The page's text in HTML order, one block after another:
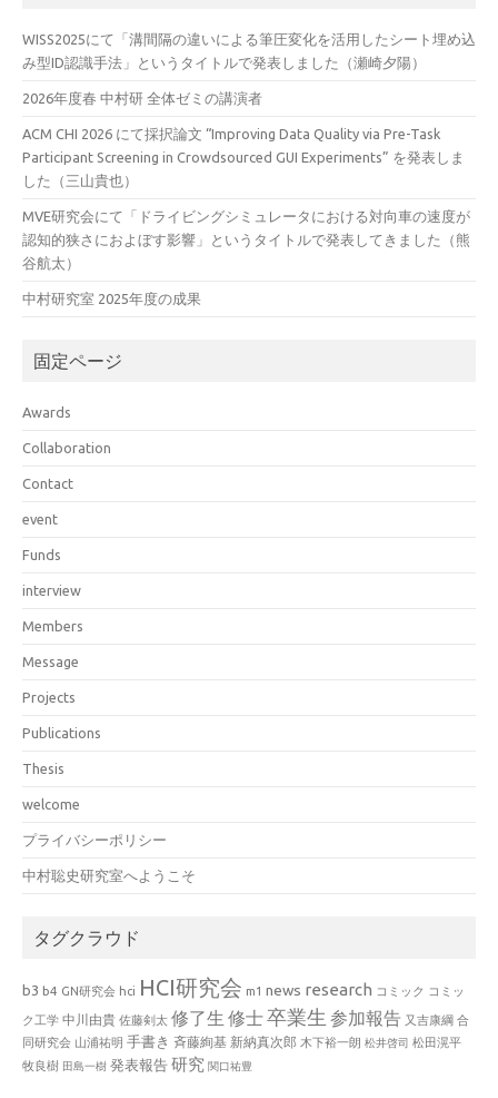
WISS2025にて「溝間隔の違いによる筆圧変化を活用したシート埋め込
み型ID認識手法」というタイトルで発表しました（瀬崎夕陽）
2026年度春 中村研 全体ゼミの講演者
ACM CHI 2026 にて採択論文 “Improving Data Quality via Pre-Task
Participant Screening in Crowdsourced GUI Experiments” を発表しま
した（三山貴也）
MVE研究会にて「ドライビングシミュレータにおける対向車の速度が
認知的狭さにおよぼす影響」というタイトルで発表してきました（熊
谷航太）
中村研究室 2025年度の成果
固定ページ
Awards
Collaboration
Contact
event
Funds
interview
Members
Message
Projects
Publications
Thesis
welcome
プライバシーポリシー
中村聡史研究室へようこそ
タグクラウド
b3 b4 GN研究会 hci HCI研究会 m1 news research コミック コミッ
ク工学 中川由貴 佐藤剣太 修了生 修士卒業生 参加報告 又吉康綱 合
同研究会 山浦祐明 手書き 斉藤絢基 新納真次郎 木下裕一朗 松井啓司 松田滉平
牧良樹 田島一樹 発表報告 研究 関口祐豊